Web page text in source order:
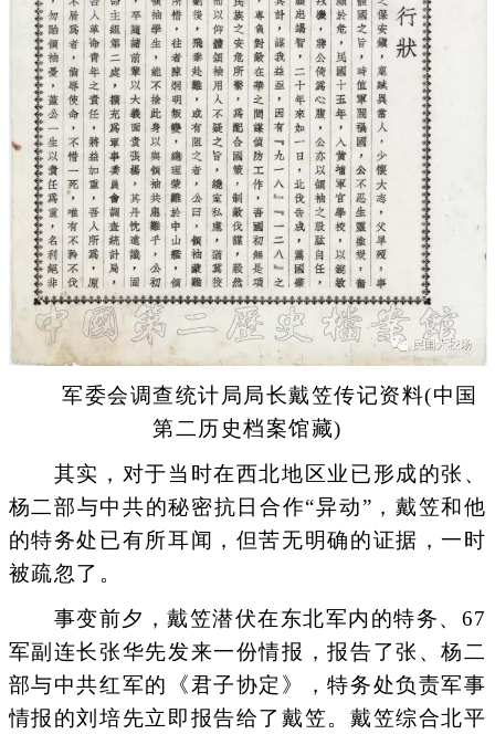
军委会调查统计局局长戴笠传记资料(中国
第二历史档案馆藏)
其实，对于当时在西北地区业已形成的张、
杨二部与中共的秘密抗日合作“异动”，戴笠和他
的特务处已有所耳闻，但苦无明确的证据，一时
被疏忽了。
事变前夕，戴笠潜伏在东北军内的特务、67
军副连长张华先发来一份情报，报告了张、杨二
部与中共红军的《君子协定》，特务处负责军事
情报的刘培先立即报告给了戴笠。戴笠综合北平